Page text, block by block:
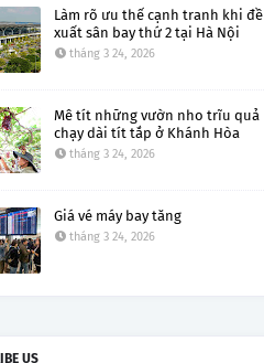
Làm rõ ưu thế cạnh tranh khi đề
xuất sân bay thứ 2 tại Hà Nội
tháng 3 24, 2026
Mê tít những vườn nho trĩu quả
chạy dài tít tắp ở Khánh Hòa
tháng 3 24, 2026
Giá vé máy bay tăng
tháng 3 24, 2026
US